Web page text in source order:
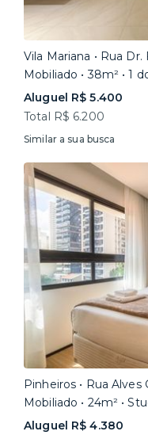
Vila Mariana • Rua
Mobiliado • 38m² • 1
Aluguel R$ 5.400
Total R$ 6.200
Similar a sua busca
Pinheiros • Rua Alves
Mobiliado • 24m² •
Aluguel R$ 4.380